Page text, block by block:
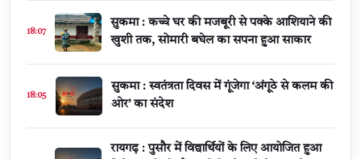
18:07
सुकमा : कच्चे घर की मजबूरी से पक्के आशियाने की
खुशी तक, सोमारी बघेल का सपना हुआ साकार
18:05
सुकमा : स्वतंत्रता दिवस में गूंजेगा ‘अंगूठे से कलम की
ओर’ का संदेश
रायगढ़ : पुसौर में विद्यार्थियों के लिए आयोजित हुआ